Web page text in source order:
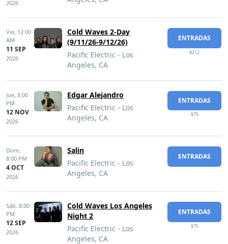
2026
Vie, 12:00
AM
11 SEP
2026
Cold Waves 2-Day
(9/11/26-9/12/26)
Pacific Electric - Los
Angeles, CA
ENTRADAS
$212
Jue, 8:00
PM
12 NOV
2026
Edgar Alejandro
Pacific Electric - Los
Angeles, CA
ENTRADAS
$75
Dom,
8:00 PM
4 OCT
2026
Salin
Pacific Electric - Los
Angeles, CA
ENTRADAS
Sáb, 8:00
PM
12 SEP
2026
Cold Waves Los Angeles
Night 2
Pacific Electric - Los
Angeles, CA
ENTRADAS
$75